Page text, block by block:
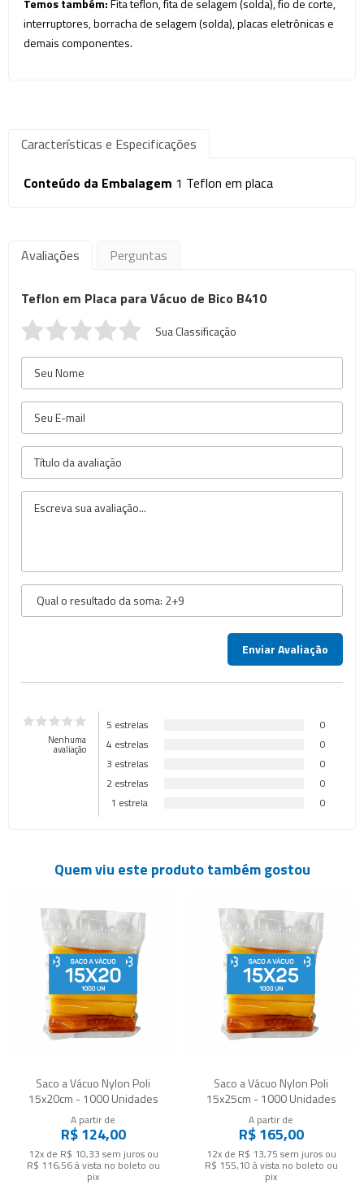
interruptores, borracha de selagem (solda), placas eletrônicas e
demais componentes.
Características e Especificações
Conteúdo da Embalagem 1 Teflon em placa
Avaliações Perguntas
Teflon em Placa para Vácuo de Bico B410
Sua Classificação
Nenhuma
avaliação
5 estrelas
0
4 estrelas
0
3 estrelas
0
2 estrelas
0
1 estrela
0
Quem viu este produto também gostou
Saco a Vácuo Nylon Poli
15x20cm - 1000 Unidades
A partir de
R$ 124,00
12x de R$ 10,33 sem jurosou
R$ 116,56à vista no boleto ou
pix
Saco a Vácuo Nylon Poli
15x25cm - 1000 Unidades
A partir de
R$ 165,00
12x de R$ 13,75 sem jurosou
R$ 155,10 à vista no boleto ou
pix